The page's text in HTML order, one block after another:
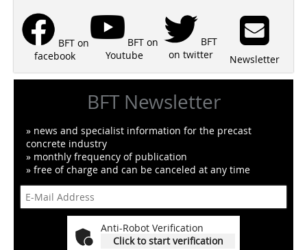
BFT on
facebook
BFT on
Youtube
BFT
on twitter
Newsletter
BFT Newsletter
» news and specialist information for the precast
concrete industry
» monthly frequency of publication
» free of charge and can be canceled at any time
Anti-Robot Verification
Click to start verification